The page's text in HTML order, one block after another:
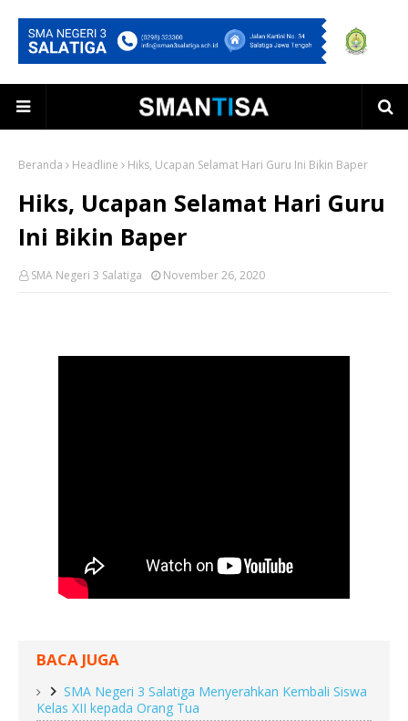
Beranda Headline Hiks, Ucapan Selamat Hari Guru Ini Bikin Baper
Hiks, Ucapan Selamat Hari Guru
Ini Bikin Baper
SMA Negeri 3 Salatiga November 26, 2020
BACA JUGA
SMA Negeri 3 Salatiga Menyerahkan Kembali Siswa
Kelas XII kepada Orang Tua